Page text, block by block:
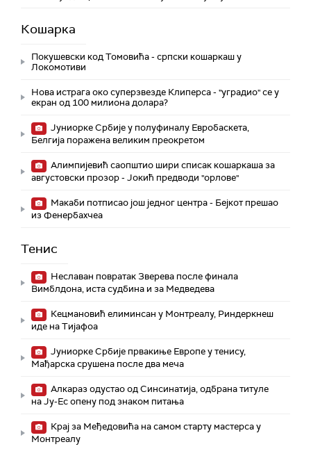
Кошарка
Покушевски код Томовића - српски кошаркаш у
Локомотиви
Нова истрага око суперзвезде Клиперса - "уградио" се у
екран од 100 милиона долара?
Јуниорке Србије у полуфиналу Евробаскета,
Белгија поражена великим преокретом
Алимпијевић саопштио шири списак кошаркаша за
августовски прозор - Јокић предводи "орлове"
Макаби потписао још једног центра - Бејкот прешао
из Фенербахчеа
Тенис
Неславан повратак Зверева после финала
Вимблдона, иста судбина и за Медведева
Кецмановић елиминсан у Монтреалу, Риндеркнеш
иде на Тијафоа
Јуниорке Србије првакиње Европе у тенису,
Мађарска срушена после два меча
Алкараз одустао од Синсинатија, одбрана титуле
на Ју-Ес опену под знаком питања
Крај за Међедовића на самом старту мастерса у
Монтреалу